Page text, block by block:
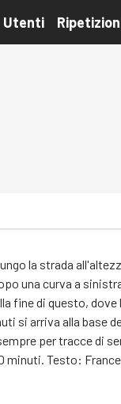
Utenti
la strada
una curva a
di questo, dove
si arriva alla base
per tracce di
Testo: